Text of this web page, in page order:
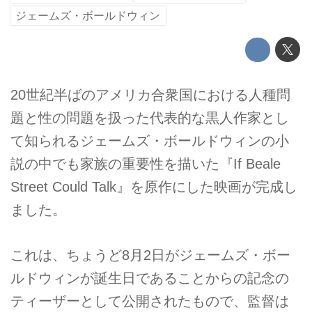
ジェームズ・ボールドウィン
20世紀半ばのアメリカ合衆国における人種問
題と性の問題を扱った代表的な黒人作家とし
て知られるジェームズ・ボールドウィンの小
説の中でも家族の重要性を描いた『If Beale
Street Could Talk』を原作にした映画が完成し
ました。
これは、ちょうど8月2日がジェームズ・ボー
ルドウィンが誕生日であることからの記念の
ティーザーとして公開されたもので、監督は